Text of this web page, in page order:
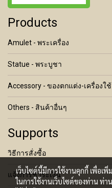
Products
Amulet - พระเครื่อง
Statue - พระบูชา
Accessory - ของตกแต่ง-เครื่องใช้
Others - สินค้าอื่นๆ
Supports
วิธีการสั่งซื้อ
แจ้งการชำระเงิน
เว็บไซต์นี้มีการใช้งานคุกกี้ เพื่อ
ในการใช้งานเว็บไซต์ของท่าน ท่